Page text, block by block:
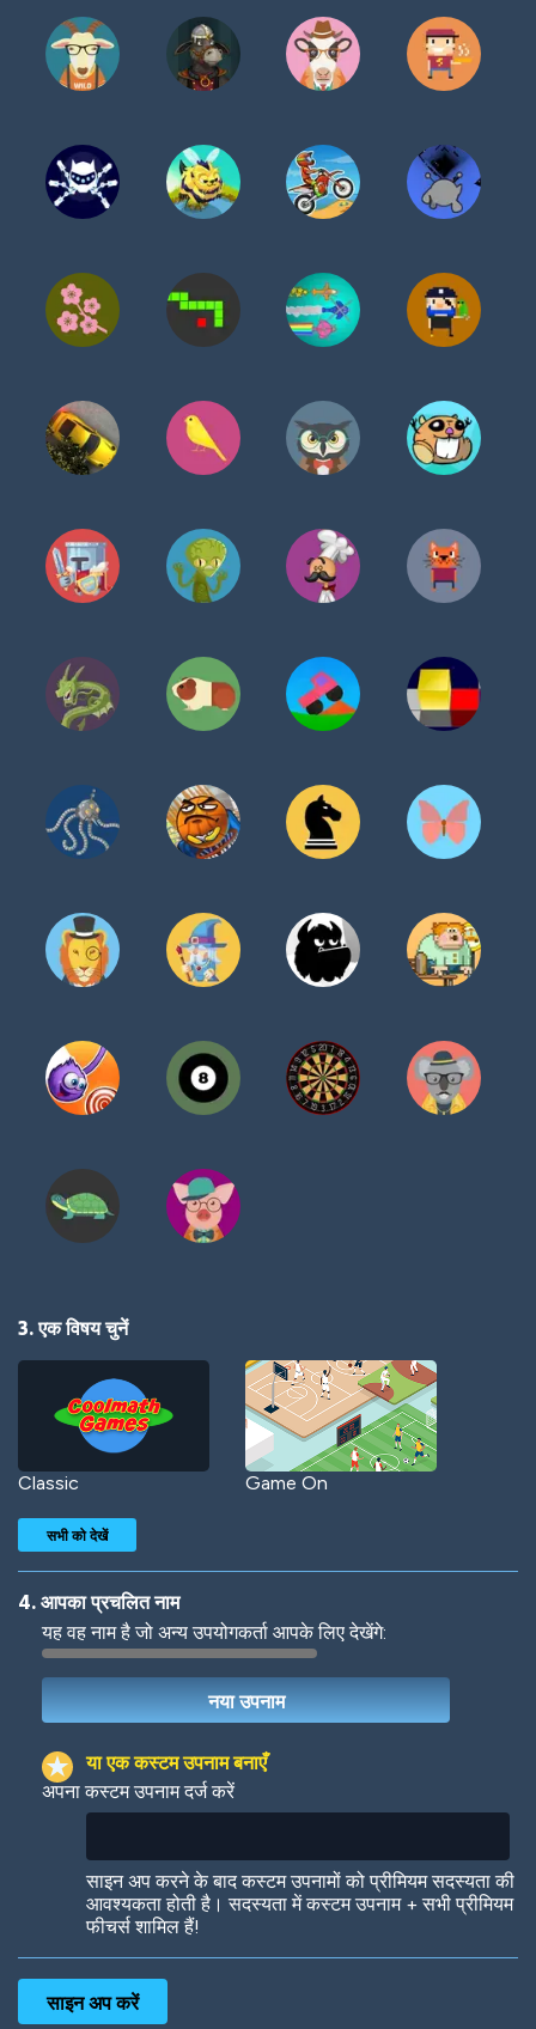
3. एक विषय चुनें
Classic Game On
Woof Jungle Cats
सभी को देखें
4. आपका प्रचलित नाम
यह वह नाम है जो अन्य उपयोगकर्ता आपके लिए देखेंगे:
या एक कस्टम उपनाम बनाएँ
अपना कस्टम उपनाम दर्ज करें
साइन अप करने के बाद कस्टम उपनामों को प्रीमियम सदस्यता की
आवश्यकता होती है। सदस्यता में कस्टम उपनाम + सभी प्रीमियम
फीचर्स शामिल हैं!